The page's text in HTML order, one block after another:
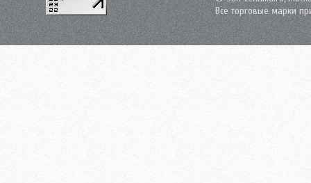
Все торговые марки